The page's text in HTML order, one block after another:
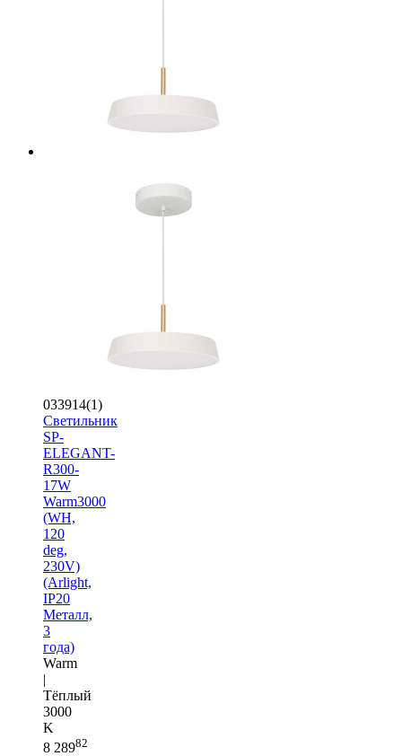
033914(1)
Светильник
SP-
ELEGANT-
R300-
17W
Warm3000
(WH,
120
deg,
230V)
(Arlight,
IP20
Металл,
3
года)
Warm
|
Тёплый
3000
K
8 28982